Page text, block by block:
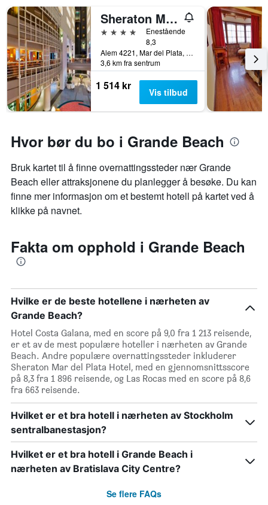
Sheraton Mar del Plata Hotel
4 stjerner
Enestående
8,3
Alem 4221, Mar del Plata, Provinsen Buenos Aires, Argentina
3,6 km fra sentrum
1 514 kr Vis tilbud
Hvor bør du bo i Grande Beach
Bruk kartet til å finne overnattingssteder nær Grande
Beach eller attraksjonene du planlegger å besøke. Du kan
finne mer informasjon om et bestemt hotell på kartet ved å
klikke på navnet.
Fakta om opphold i Grande Beach
Hvilke er de beste hotellene i nærheten av
Grande Beach?
Hotel Costa Galana, med en score på 9,0 fra 1 213 reisende,
er et av de mest populære hoteller i nærheten av Grande
Beach. Andre populære overnattingssteder inkluderer
Sheraton Mar del Plata Hotel, med en gjennomsnittsscore
på 8,3 fra 1 896 reisende, og Las Rocas med en score på 8,6
fra 663 reisende.
Hvilket er et bra hotell i nærheten av Stockholm
sentralbanestasjon?
Hvilket er et bra hotell i Grande Beach i
nærheten av Bratislava City Centre?
Se flere FAQs